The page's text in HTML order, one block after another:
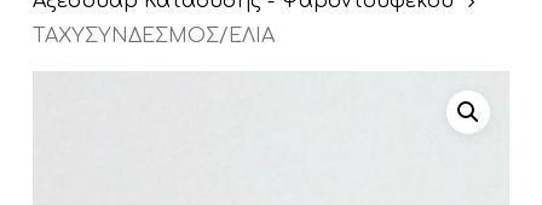
ΤΑΧΥΣΥΝΔΕΣΜΟΣ/ΕΛΙΑ